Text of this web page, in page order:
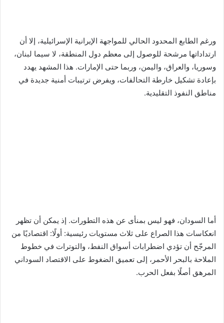
ورغم الطابع المحدود الحالي للمواجهة الإيرانية الإسرائيلية، إلا أن
ارتداداتها مرشحة للوصول إلى معظم دول المنطقة، لا سيما لبنان،
وسوريا، والعراق، واليمن، وربما حتى الإمارات. هذا المشهد يهدد
بإعادة تشكيل خارطة التحالفات، ويفرض ترتيبات أمنية جديدة في
مناطق النفوذ التقليدية.
أما السودان، فهو ليس بمنأى عن هذه التطورات. إذ يمكن أن تظهر
انعكاسات هذا الصراع على ثلاث مستويات رئيسية: أولًا: اقتصاديًا من
المرجّح أن تؤدي اضطرابات أسواق النفط، والتوترات في خطوط
الملاحة بالبحر الأحمر، إلى تعميق الضغوط على الاقتصاد السوداني
المرهق أصلًا بفعل الحرب.